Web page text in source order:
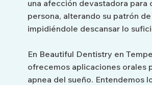
una afección devastadora para
persona, alterando su patrón
impidiéndole descansar lo
En Beautiful Dentistry en
ofrecemos aplicaciones orales
apnea del sueño. Entendemos